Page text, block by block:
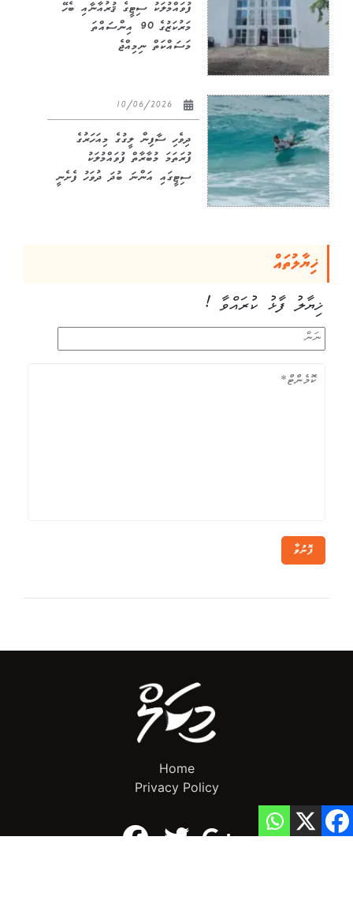
ފުވައްމުލަކު ސިޓީގެ ޤުރުއާނާއި ބެހޭ
މަރުކަޒުގެ 90 އިންސައްތަ
މަސައްކަތް ނިމިއްޖެ
ދިވެހި ސާފިން ލީގުގެ މިއަހަރުގެ
ފުރަތަމަ މުބާރާތް ފުވައްމުލަކު
ސިޓީގައި އަންނަ ބުދަ ދުވަހު ފެށެނީ
ޚިޔާލުތައް
ޚިޔާލު ފާޅު ކުރައްވާ !
ފޮނުވާ
Home
Privacy Policy